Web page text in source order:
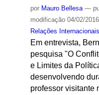
por Mauro Bellesa —
modificação04/02/
Relações Internacionais
Em entrevista,
pesquisa "O
e Limites da
desenvolvendo
professor visitante